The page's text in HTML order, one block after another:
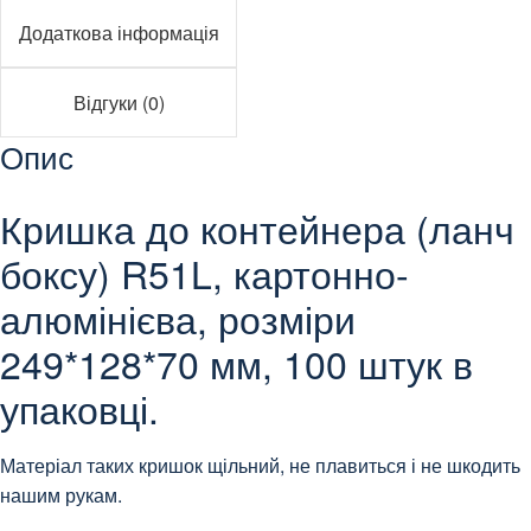
Додаткова інформація
Відгуки (0)
Опис
Кришка до контейнера (ланч
боксу) R51L, картонно-
алюмінієва, розміри
249*128*70 мм, 100 штук в
упаковці.
Матеріал таких кришок щільний, не плавиться і не шкодить
нашим рукам.